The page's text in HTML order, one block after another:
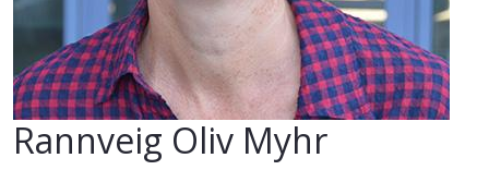
Rannveig Oliv Myhr